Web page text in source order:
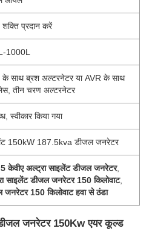
शक्ति प्रदान करें
1000L
के साथ ब्रश अल्टरनेटर या AVR के साथ
तीन चरण अल्टरनेटर
स्वीकार किया गया
150kW 187.5kva डीजल जनरेटर
केवीए अल्ट्रा साइलेंट डीजल जनरेटर,
साइलेंट डीजल जनरेटर 150 किलोवाट,
जनरेटर 150 किलोवाट हवा से ठंडा
जनरेटर 150Kw एयर कूल्ड